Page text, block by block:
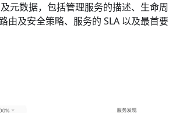
元数据，包括管理服务的描述、生命周
由及安全策略、服务的 SLA 以及最首要